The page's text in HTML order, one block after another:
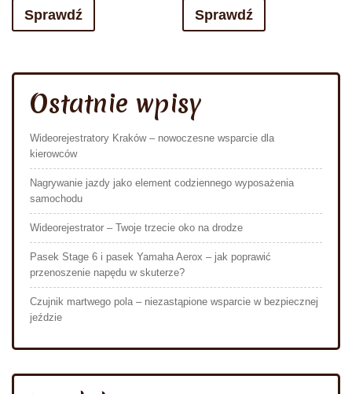
Sprawdź Sprawdź
Ostatnie wpisy
Wideorejestratory Kraków – nowoczesne wsparcie dla
kierowców
Nagrywanie jazdy jako element codziennego wyposażenia
samochodu
Wideorejestrator – Twoje trzecie oko na drodze
Pasek Stage 6 i pasek Yamaha Aerox – jak poprawić
przenoszenie napędu w skuterze?
Czujnik martwego pola – niezastąpione wsparcie w bezpiecznej
jeździe